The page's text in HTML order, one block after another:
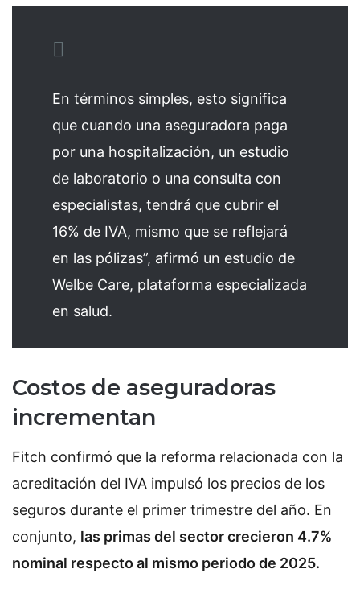
En términos simples, esto significa
que cuando una aseguradora paga
por una hospitalización, un estudio
de laboratorio o una consulta con
especialistas, tendrá que cubrir el
16% de IVA, mismo que se reflejará
en las pólizas”, afirmó un estudio de
Welbe Care, plataforma especializada
en salud.
Costos de aseguradoras
incrementan
Fitch confirmó que la reforma relacionada con la
acreditación del IVA impulsó los precios de los
seguros durante el primer trimestre del año. En
conjunto, las primas del sector crecieron 4.7%
nominal respecto al mismo periodo de 2025.